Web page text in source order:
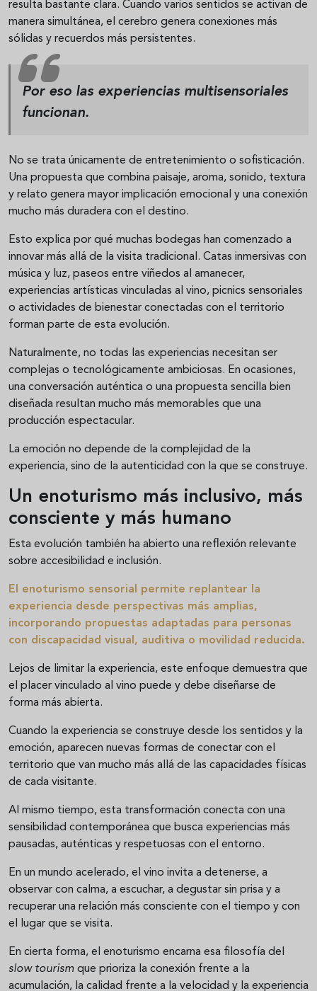
resulta bastante clara. Cuando varios sentidos se activan de
manera simultánea, el cerebro genera conexiones más
sólidas y recuerdos más persistentes.
Por eso las experiencias multisensoriales
funcionan.
No se trata únicamente de entretenimiento o sofisticación.
Una propuesta que combina paisaje, aroma, sonido, textura
y relato genera mayor implicación emocional y una conexión
mucho más duradera con el destino.
Esto explica por qué muchas bodegas han comenzado a
innovar más allá de la visita tradicional. Catas inmersivas con
música y luz, paseos entre viñedos al amanecer,
experiencias artísticas vinculadas al vino, picnics sensoriales
o actividades de bienestar conectadas con el territorio
forman parte de esta evolución.
Naturalmente, no todas las experiencias necesitan ser
complejas o tecnológicamente ambiciosas. En ocasiones,
una conversación auténtica o una propuesta sencilla bien
diseñada resultan mucho más memorables que una
producción espectacular.
La emoción no depende de la complejidad de la
experiencia, sino de la autenticidad con la que se construye.
Un enoturismo más inclusivo, más
consciente y más humano
Esta evolución también ha abierto una reflexión relevante
sobre accesibilidad e inclusión.
El enoturismo sensorial permite replantear la
experiencia desde perspectivas más amplias,
incorporando propuestas adaptadas para personas
con discapacidad visual, auditiva o movilidad reducida.
Lejos de limitar la experiencia, este enfoque demuestra que
el placer vinculado al vino puede y debe diseñarse de
forma más abierta.
Cuando la experiencia se construye desde los sentidos y la
emoción, aparecen nuevas formas de conectar con el
territorio que van mucho más allá de las capacidades físicas
de cada visitante.
Al mismo tiempo, esta transformación conecta con una
sensibilidad contemporánea que busca experiencias más
pausadas, auténticas y respetuosas con el entorno.
En un mundo acelerado, el vino invita a detenerse, a
observar con calma, a escuchar, a degustar sin prisa y a
recuperar una relación más consciente con el tiempo y con
el lugar que se visita.
En cierta forma, el enoturismo encarna esa filosofía del
slow tourism que prioriza la conexión frente a la
acumulación, la calidad frente a la velocidad y la experiencia